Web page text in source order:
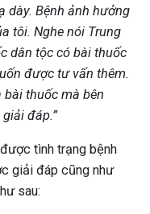
dày. Bệnh ảnh hưởng
tôi. Nghe nói Trung
dân tộc có bài thuốc
được tư vấn thêm.
bài thuốc mà bên
đáp.”
tình trạng bệnh
giải đáp cũng như
sau: